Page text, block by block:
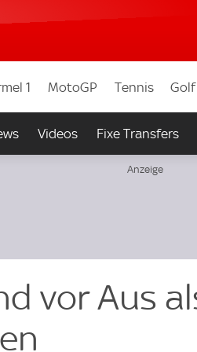
1 MotoGP Tennis Golf
Videos Fixe Transfers
vor Aus